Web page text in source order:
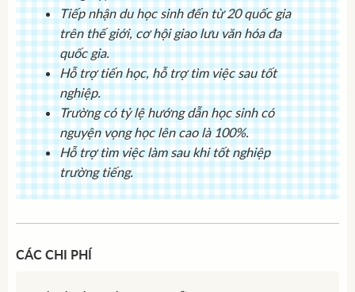
Tiếp nhận du học sinh đến từ 20 quốc gia
trên thế giới, cơ hội giao lưu văn hóa đa
quốc gia.
Hỗ trợ tiến học, hỗ trợ tìm việc sau tốt
nghiệp.
Trường có tỷ lệ hướng dẫn học sinh có
nguyện vọng học lên cao là 100%.
Hỗ trợ tìm việc làm sau khi tốt nghiệp
trường tiếng.
CÁC CHI PHÍ